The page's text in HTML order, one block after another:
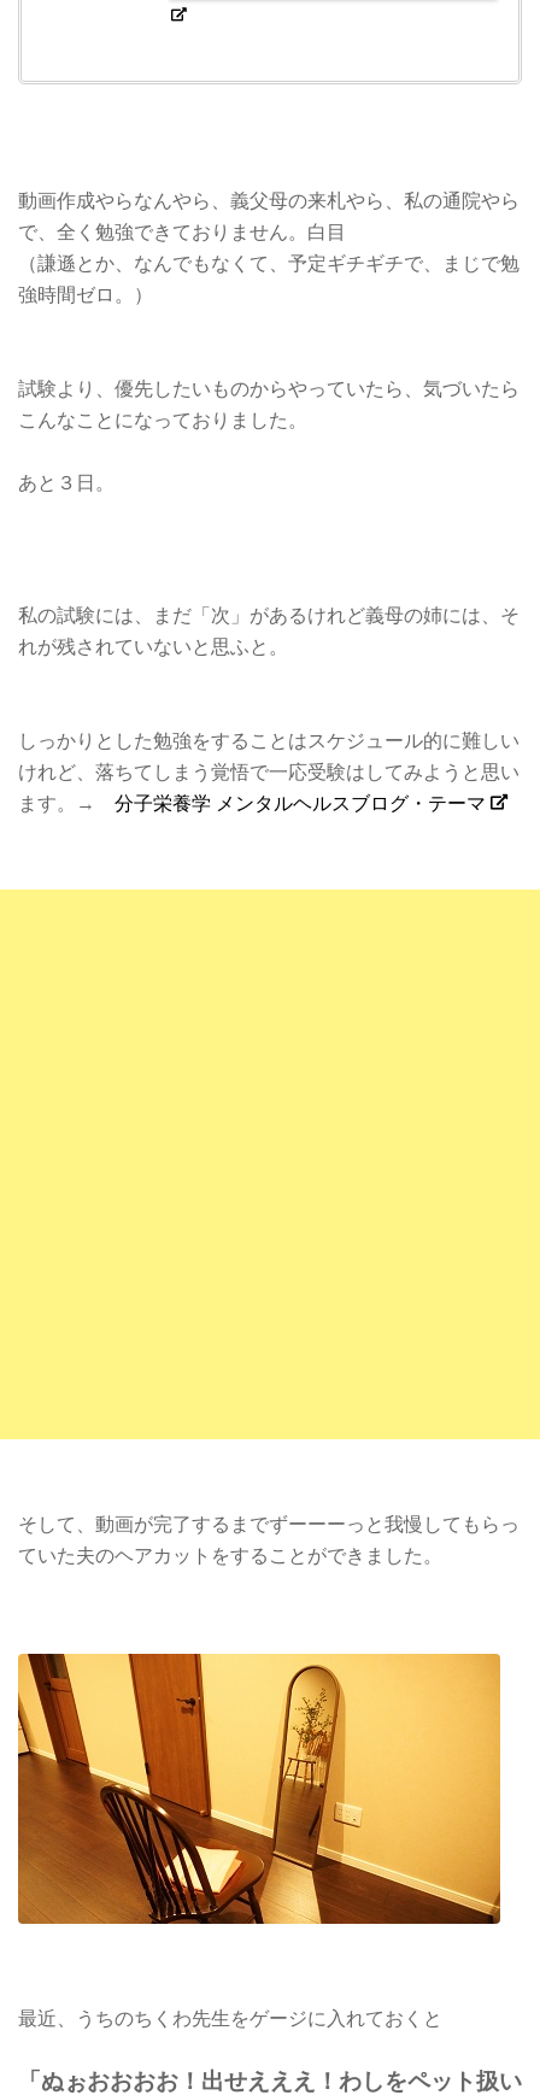
動画作成やらなんやら、義父母の来札やら、私の通院やら
で、全く勉強できておりません。白目
（謙遜とか、なんでもなくて、予定ギチギチで、まじで勉
強時間ゼロ。）
試験より、優先したいものからやっていたら、気づいたら
こんなことになっておりました。
あと３日。
私の試験には、まだ「次」があるけれど義母の姉には、そ
れが残されていないと思ふと。
しっかりとした勉強をすることはスケジュール的に難しい
けれど、落ちてしまう覚悟で一応受験はしてみようと思い
ます。→ 分子栄養学 メンタルヘルスブログ・テーマ
そして、動画が完了するまでずーーーっと我慢してもらっ
ていた夫のヘアカットをすることができました。
最近、うちのちくわ先生をゲージに入れておくと
「ぬぉおおおお！出せえええ！わしをペット扱い